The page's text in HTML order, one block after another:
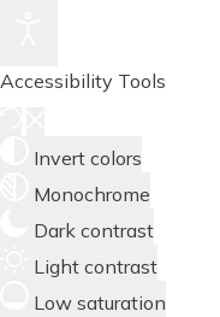
Accessibility Tools
Invert colors
Monochrome
Dark contrast
Light contrast
Low saturation